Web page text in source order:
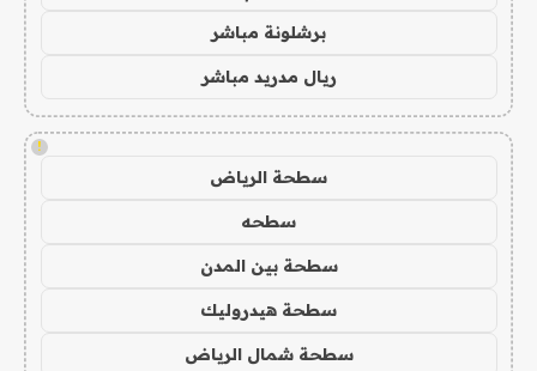
برشلونة مباشر
ريال مدريد مباشر
!
سطحة الرياض
سطحه
سطحة بين المدن
سطحة هيدروليك
سطحة شمال الرياض